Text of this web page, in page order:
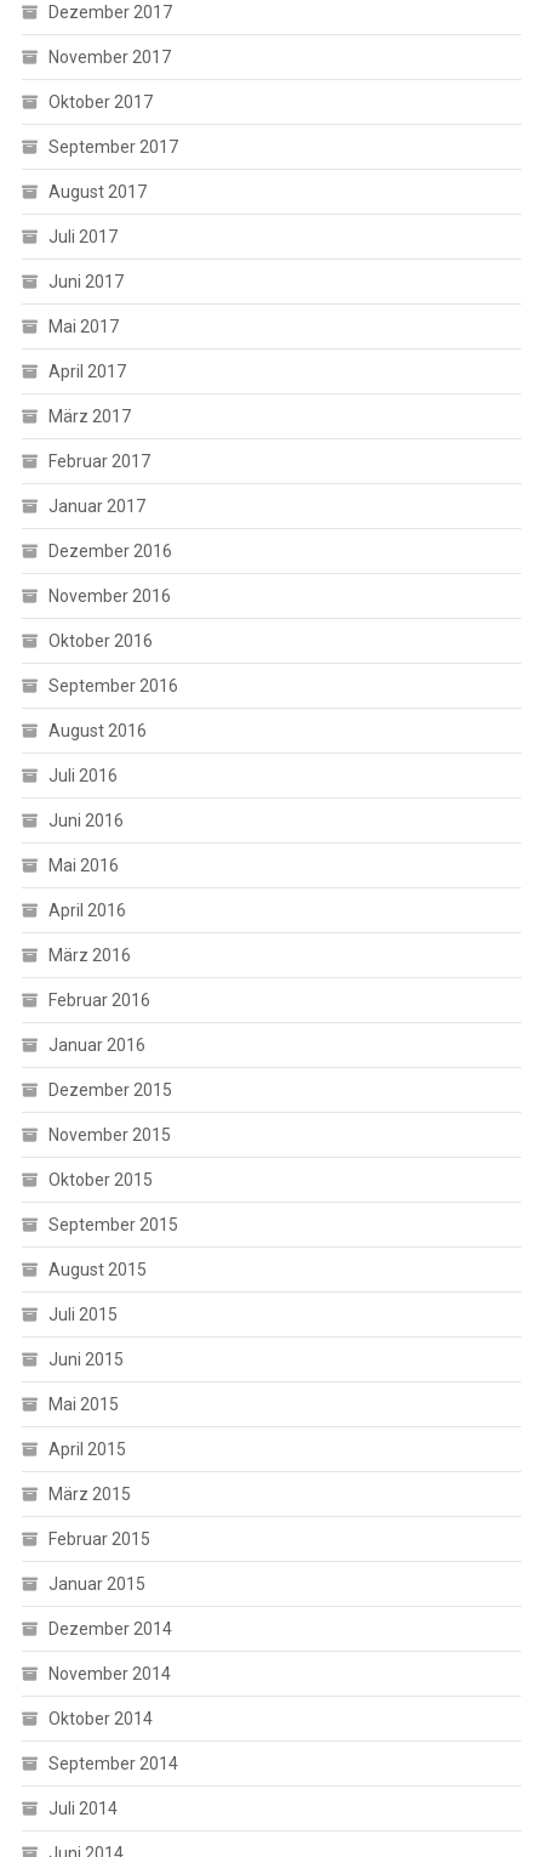
Dezember 2017
November 2017
Oktober 2017
September 2017
August 2017
Juli 2017
Juni 2017
Mai 2017
April 2017
März 2017
Februar 2017
Januar 2017
Dezember 2016
November 2016
Oktober 2016
September 2016
August 2016
Juli 2016
Juni 2016
Mai 2016
April 2016
März 2016
Februar 2016
Januar 2016
Dezember 2015
November 2015
Oktober 2015
September 2015
August 2015
Juli 2015
Juni 2015
Mai 2015
April 2015
März 2015
Februar 2015
Januar 2015
Dezember 2014
November 2014
Oktober 2014
September 2014
Juli 2014
Juni 2014